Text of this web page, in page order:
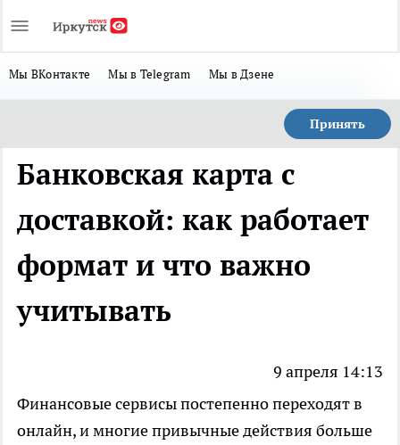
Мы ВКонтакте Мы в Telegram Мы в Дзене
Принять
Банковская карта с
доставкой: как работает
формат и что важно
учитывать
9 апреля 14:13
Финансовые сервисы постепенно переходят в
онлайн, и многие привычные действия больше